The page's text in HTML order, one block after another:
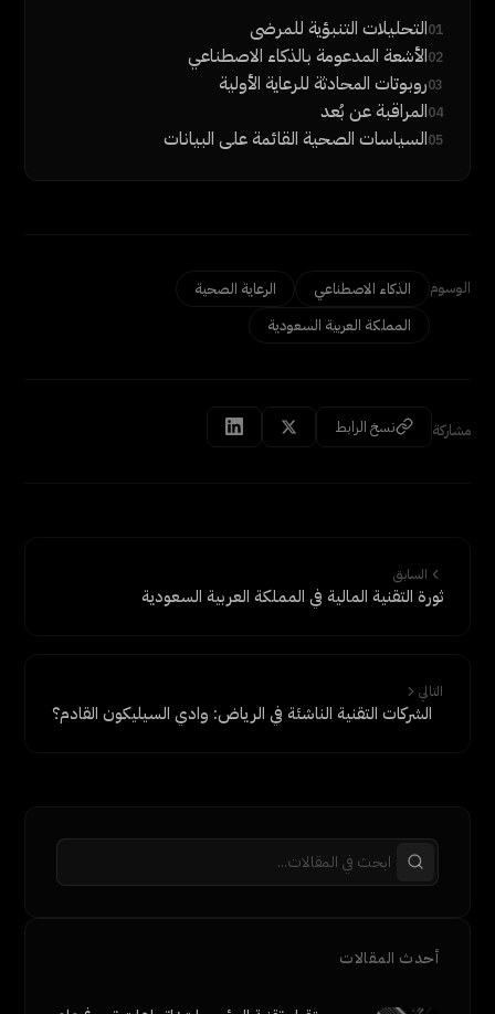
01التحليلات التنبؤية للمرضى
02الأشعة المدعومة بالذكاء الاصطناعي
03روبوتات المحادثة للرعاية الأولية
04المراقبة عن بُعد
05السياسات الصحية القائمة على البيانات
الوسوم الذكاء الاصطناعي
الرعاية الصحية
المملكة العربية السعودية
مشاركة نسخ الرابط
السابق
ثورة التقنية المالية في المملكة العربية السعودية
التالي
الشركات التقنية الناشئة في الرياض: وادي السيليكون القادم؟
أحدث المقالات